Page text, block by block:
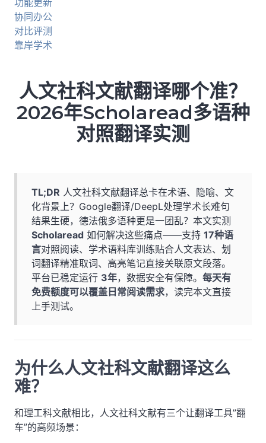
功能更新
协同办公
对比评测
靠岸学术
人文社科文献翻译哪个准？
2026年Scholaread多语种
对照翻译实测
TL;DR 人文社科文献翻译总卡在术语、隐喻、文
化背景上？Google翻译/DeepL处理学术长难句
结果生硬，德法俄多语种更是一团乱？本文实测
Scholaread 如何解决这些痛点——支持 17种语
言对照阅读、学术语料库训练贴合人文表达、划
词翻译精准取词、高亮笔记直接关联原文段落。
平台已稳定运行 3年，数据安全有保障。 每天有
免费额度可以覆盖日常阅读需求，读完本文直接
上手测试。
为什么人文社科文献翻译这么
难？
和理工科文献相比，人文社科文献有三个让翻译工具”翻
车”的高频场景：